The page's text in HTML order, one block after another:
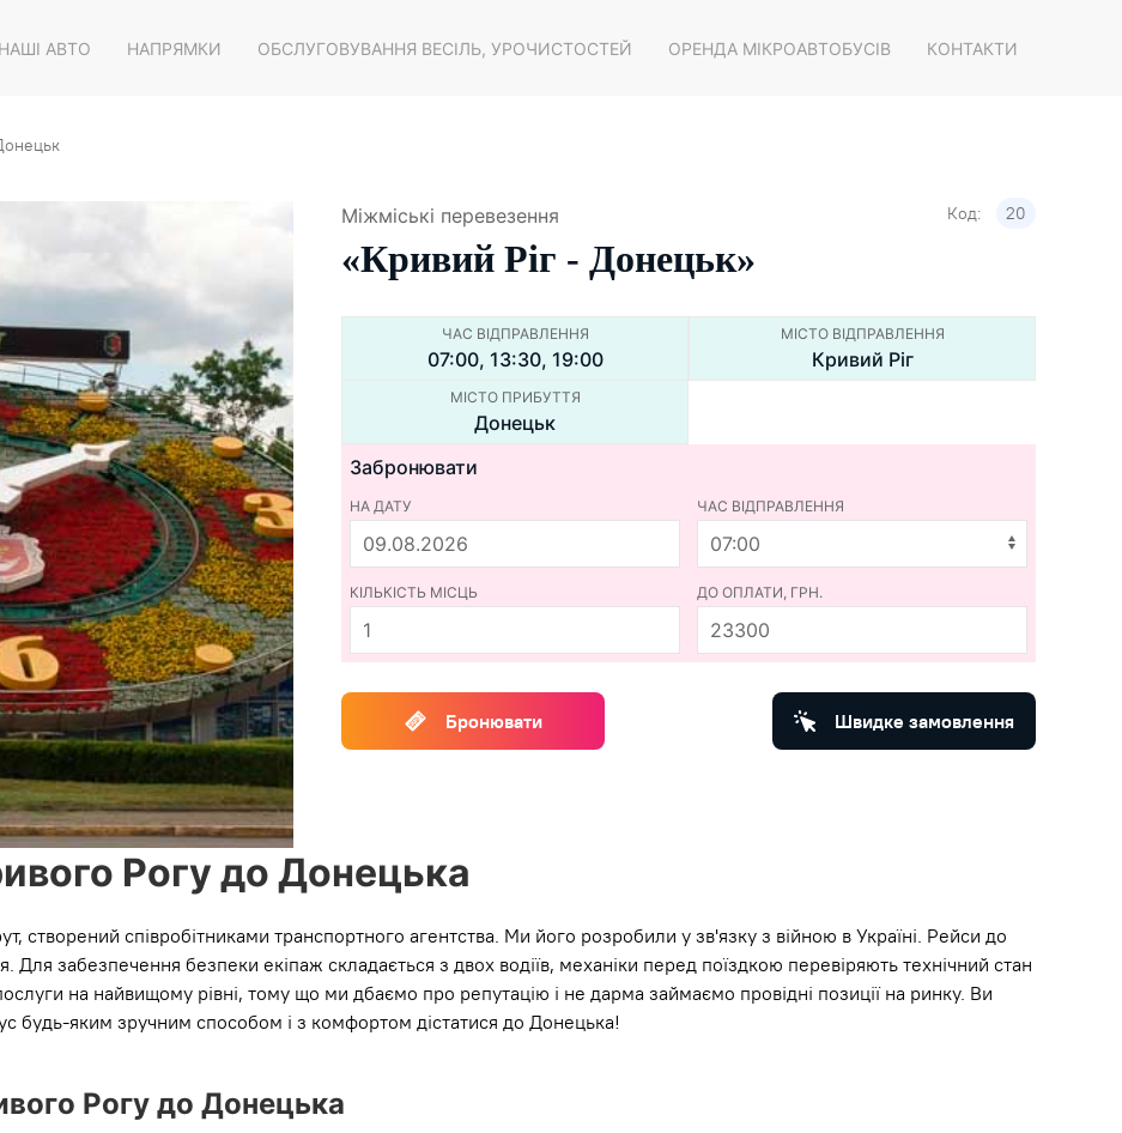
НАШІ АВТО НАПРЯМКИ ОБСЛУГОВУВАННЯ ВЕСІЛЬ, УРОЧИСТОСТЕЙ ОРЕНДА МІКРОАВТОБУСІВ КОНТАКТИ
Міжміські перевезення Код: 20
«Кривий Ріг - Донецьк»
ЧАС ВІДПРАВЛЕННЯ
07:00, 13:30, 19:00
МІСТО ВІДПРАВЛЕННЯ
Кривий Ріг
МІСТО ПРИБУТТЯ
Донецьк
Забронювати
НА ДАТУ ЧАС ВІДПРАВЛЕННЯ
КІЛЬКІСТЬ МІСЦЬ ДО ОПЛАТИ, ГРН.
23300
Бронювати Швидке замовлення
Рогу до Донецька
створений співробітниками транспортного агентства. Ми його розробили у зв'язку з війною в Україні. Рейси до
забезпечення безпеки екіпаж складається з двох водіїв, механіки перед поїздкою перевіряють технічний стан
на найвищому рівні, тому що ми дбаємо про репутацію і не дарма займаємо провідні позиції на ринку. Ви
будь-яким зручним способом і з комфортом дістатися до Донецька!
Рогу до Донецька